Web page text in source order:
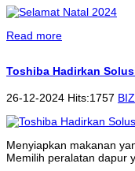
Read more
Toshiba Hadirkan
26-12-2024 Hits:1757
Menyiapkan makanan
Memilih peralatan dapur